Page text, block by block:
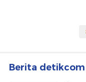
Berita detikcom